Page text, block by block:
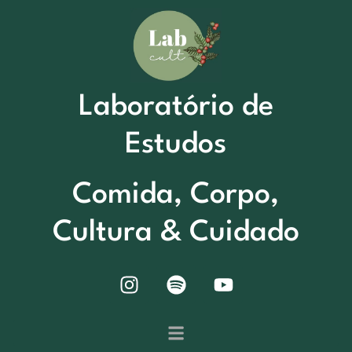
Laboratório de
Estudos
Comida, Corpo,
Cultura & Cuidado